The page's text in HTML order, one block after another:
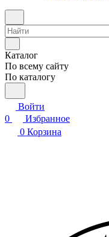
Каталог
По всему сайту
По каталогу
Войти
0
Избранное
0 Корзина